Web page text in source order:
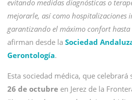
evitando medidas diagnósticas o
mejorarle, así como hospitalizaciones
garantizando el máximo confort
afirman desde la Sociedad
Gerontología.
Esta sociedad médica, que celebrará
26 de octubre en Jerez de la